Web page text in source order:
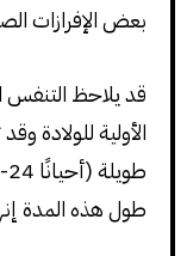
بعض الإفرازات
قد يلاحظ التنفس
الأولية للولادة
طول هذه المدة